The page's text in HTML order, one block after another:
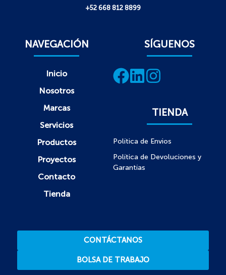
+52 668 812 8899
NAVEGACIÓN
Inicio
Nosotros
Marcas
Servicios
Productos
Proyectos
Contacto
Tienda
SÍGUENOS
TIENDA
Política de Envios
Política de Devoluciones y
Garantías
CONTÁCTANOS
BOLSA DE TRABAJO